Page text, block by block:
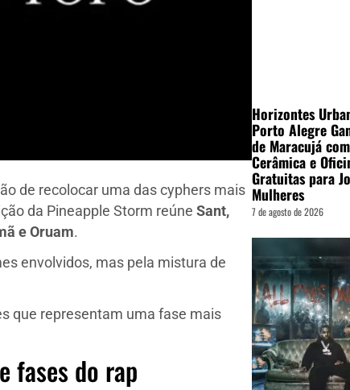
de recolocar uma das cyphers mais
da Pineapple Storm reúne Sant,
e Oruam.
envolvidos, mas pela mistura de
que representam uma fase mais
fases do rap
Horizontes
Porto Alegre
de Maracujá com
Cerâmica e
Gratuitas para
Mulheres
7 de agosto de 2026